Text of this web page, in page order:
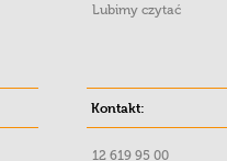
Lubimy czytać
Kontakt:
12 619 95 00